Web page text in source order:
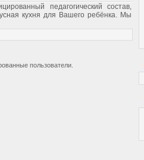
педагогический состав,
кухня для Вашего ребёнка. Мы
пользователи.